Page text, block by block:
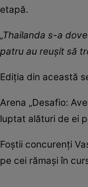
etapă.
„Thailanda s-a
patru au reușit să
Ediția din această
Arena „Desafio:
luptat alături de ei
Foștii concurenți
pe cei rămași în